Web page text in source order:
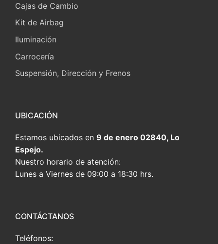
Cajas de Cambio
Kit de Airbag
Iluminación
Carrocería
Suspensión, Dirección y Frenos
UBICACIÓN
Estamos ubicados en 9 de enero 02840, Lo
Espejo.
Nuestro horario de atención:
Lunes a Viernes de 09:00 a 18:30 hrs.
CONTÁCTANOS
Teléfonos: